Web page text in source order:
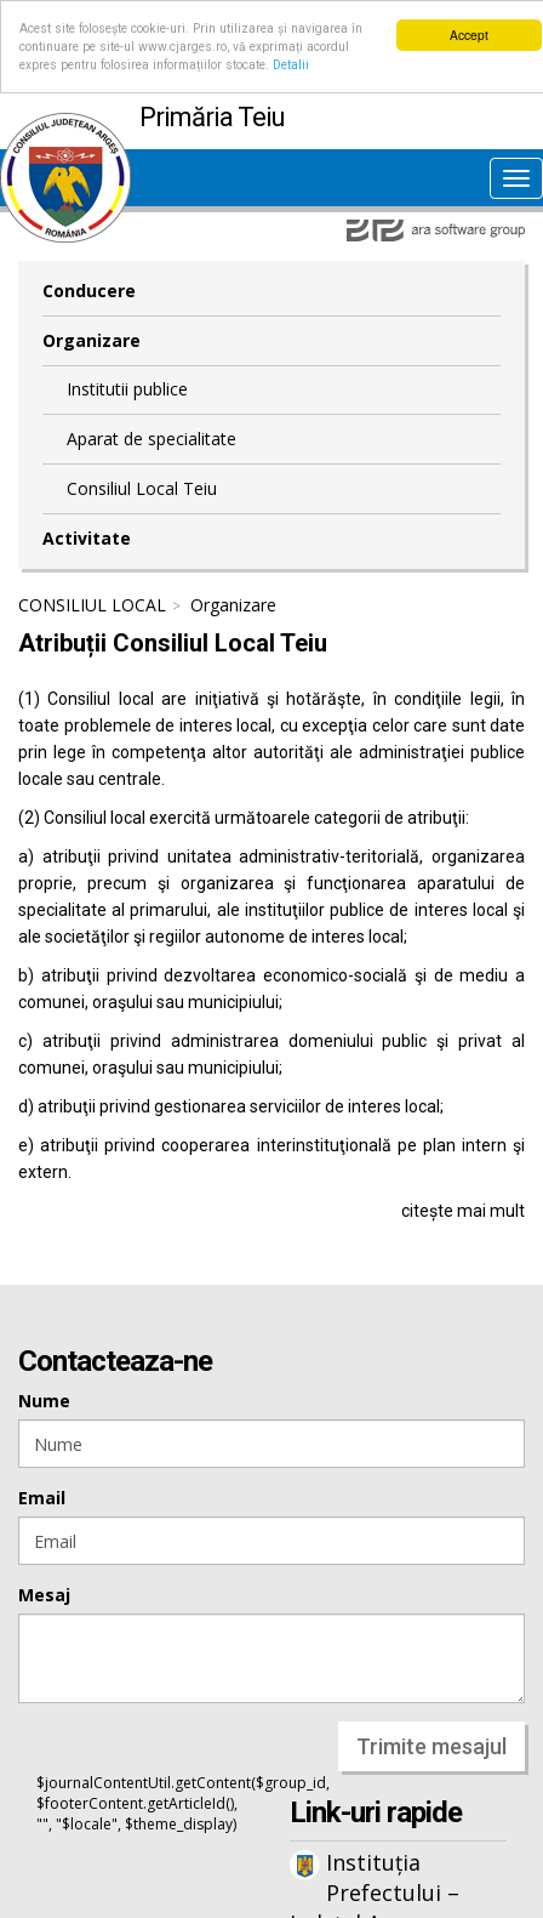
Accept
Acest site folosește cookie-uri. Prin utilizarea și navigarea în
continuare pe site-ul www.cjarges.ro, vă exprimați acordul
expres pentru folosirea informațiilor stocate.
Detalii
Primăria Teiu
Conducere
Organizare
Institutii publice
Aparat de specialitate
Consiliul Local Teiu
Activitate
CONSILIUL LOCAL Organizare
Atribuții Consiliul Local Teiu
(1) Consiliul local are iniţiativă şi hotărăşte, în condiţiile legii, în
toate problemele de interes local, cu excepţia celor care sunt date
prin lege în competenţa altor autorităţi ale administraţiei publice
locale sau centrale.
(2) Consiliul local exercită următoarele categorii de atribuţii:
a) atribuţii privind unitatea administrativ-teritorială, organizarea
proprie, precum şi organizarea şi funcţionarea aparatului de
specialitate al primarului, ale instituţiilor publice de interes local şi
ale societăţilor şi regiilor autonome de interes local;
b) atribuţii privind dezvoltarea economico-socială şi de mediu a
comunei, oraşului sau municipiului;
c) atribuţii privind administrarea domeniului public şi privat al
comunei, oraşului sau municipiului;
d) atribuţii privind gestionarea serviciilor de interes local;
e) atribuţii privind cooperarea interinstituţională pe plan intern şi
extern.
citește mai mult
Contacteaza-ne
Nume
Email
Mesaj
Trimite mesajul
$journalContentUtil.getContent($group_id,
$footerContent.getArticleId(),
"", "$locale", $theme_display)
Link-uri rapide
Instituția
Prefectului –